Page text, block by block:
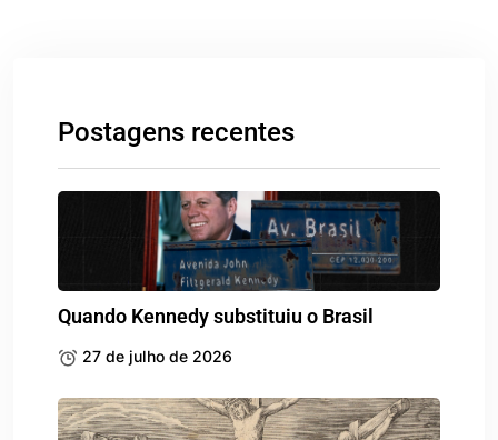
Postagens recentes
Quando Kennedy substituiu o Brasil
27 de julho de 2026